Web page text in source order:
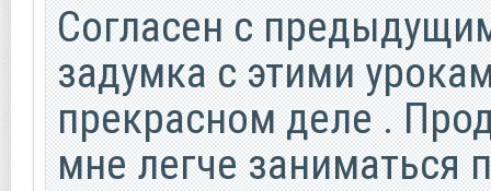
Согласен с
задумка с этими
прекрасном деле .
мне легче заниматься